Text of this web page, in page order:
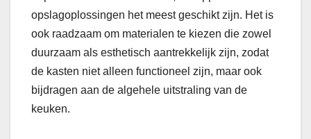
opslagoplossingen het meest geschikt zijn. Het is
ook raadzaam om materialen te kiezen die zowel
duurzaam als esthetisch aantrekkelijk zijn, zodat
de kasten niet alleen functioneel zijn, maar ook
bijdragen aan de algehele uitstraling van de
keuken.